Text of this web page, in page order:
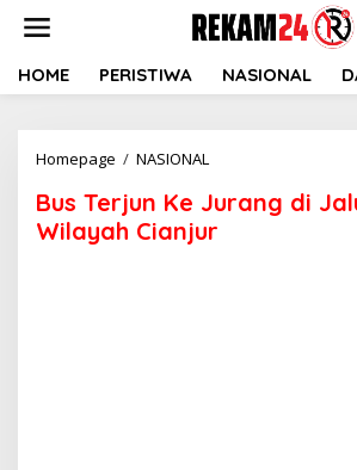
HOME PERISTIWA NASIONAL
Homepage / NASIONAL
Ke
Jurang
Bus Terjun Ke Jurang di
Wilayah Cianjur